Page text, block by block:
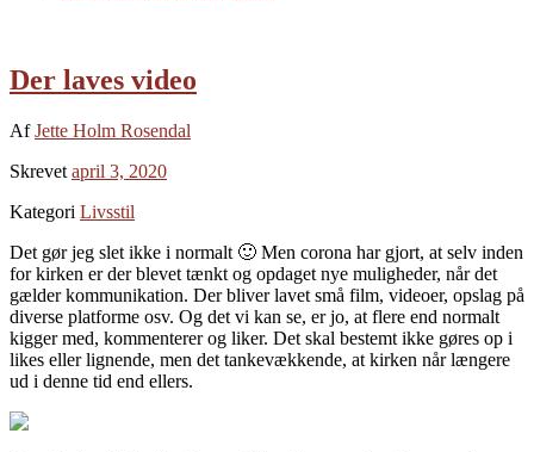
Der laves video
AfJette Holm Rosendal
Skrevet april 3, 2020
Kategori Livsstil
Det gør jeg slet ikke i normalt 🙂 Men corona har gjort, at selv inden
for kirken er der blevet tænkt og opdaget nye muligheder, når det
gælder kommunikation. Der bliver lavet små film, videoer, opslag på
diverse platforme osv. Og det vi kan se, er jo, at flere end normalt
kigger med, kommenterer og liker. Det skal bestemt ikke gøres op i
likes eller lignende, men det tankevækkende, at kirken når længere
ud i denne tid end ellers.